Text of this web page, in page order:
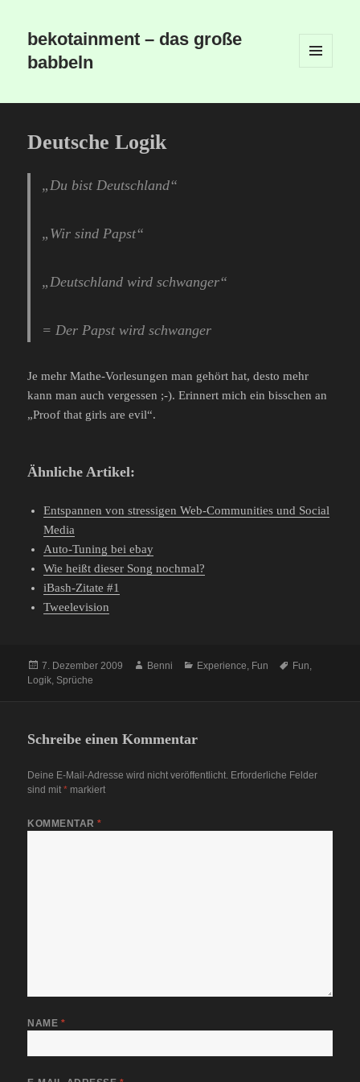
bekotainment – das große
babbeln
Deutsche Logik
„Du bist Deutschland“
„Wir sind Papst“
„Deutschland wird schwanger“
= Der Papst wird schwanger
Je mehr Mathe-Vorlesungen man gehört hat, desto mehr
kann man auch vergessen ;-). Erinnert mich ein bisschen an
„Proof that girls are evil“.
Ähnliche Artikel:
Entspannen von stressigen Web-Communities und Social
Media
Auto-Tuning bei ebay
Wie heißt dieser Song nochmal?
iBash-Zitate #1
Tweelevision
Veröffentlicht
am
7. Dezember 2009 Autor
Benni Kategorien
Experience, Fun Schlagwörter
Fun,
Logik, Sprüche
Schreibe einen Kommentar
Deine E-Mail-Adresse wird nicht veröffentlicht. Erforderliche Felder
sind mit* markiert
KOMMENTAR*
NAME *